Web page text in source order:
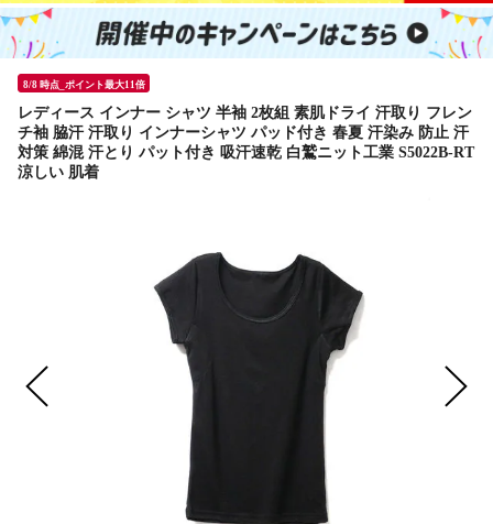
8/8 時点_ポイント最大11倍
レディース インナー シャツ 半袖 2枚組 素肌ドライ 汗取り フレン
チ袖 脇汗 汗取り インナーシャツ パッド付き 春夏 汗染み 防止 汗
対策 綿混 汗とり パット付き 吸汗速乾 白鷲ニット工業 S5022B-RT
涼しい 肌着